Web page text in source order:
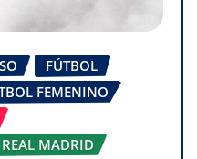
FÚTBOL
FEMENINO
REAL MADRID